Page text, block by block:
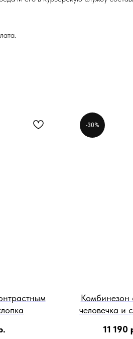
-30%
Комбинезон
человечка и
11 190